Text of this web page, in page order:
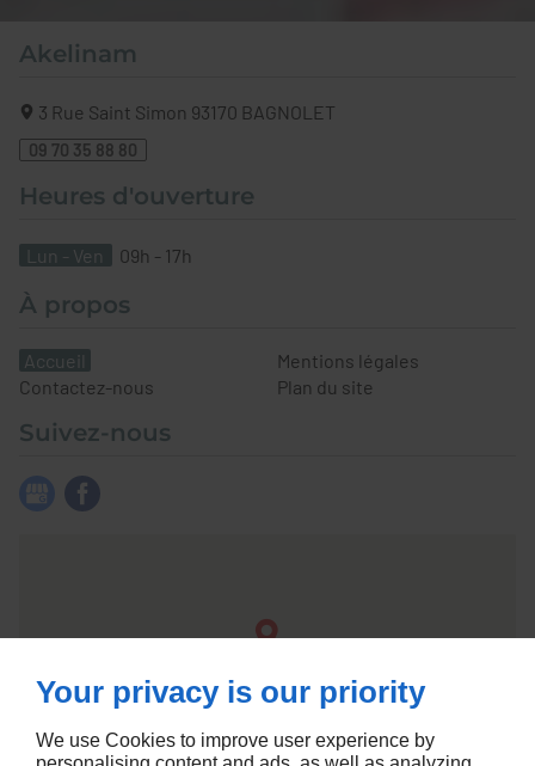
Akelinam
3 Rue Saint Simon 93170 BAGNOLET
09 70 35 88 80
Heures d'ouverture
Lun - Ven 09h - 17h
À propos
Accueil
Contactez-nous
Mentions légales
Plan du site
Suivez-nous
Your privacy is our priority
We use Cookies to improve user experience by